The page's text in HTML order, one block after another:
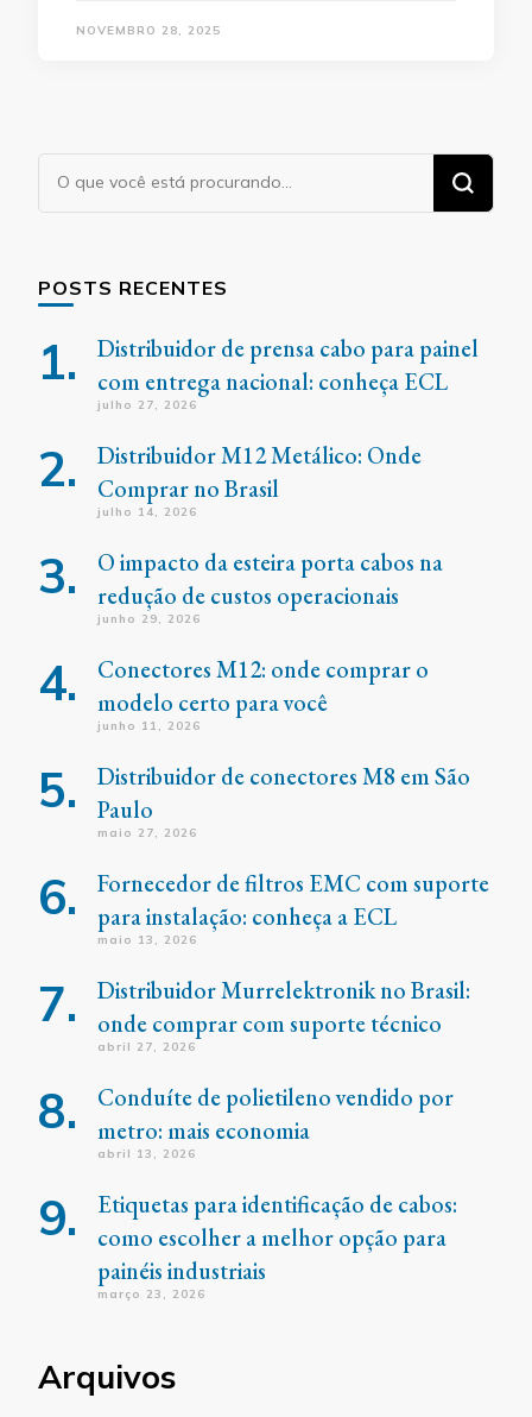
NOVEMBRO 28, 2025
Procurando
algo?
POSTS RECENTES
Distribuidor de prensa cabo para painel
com entrega nacional: conheça ECL
julho 27, 2026
Distribuidor M12 Metálico: Onde
Comprar no Brasil
julho 14, 2026
O impacto da esteira porta cabos na
redução de custos operacionais
junho 29, 2026
Conectores M12: onde comprar o
modelo certo para você
junho 11, 2026
Distribuidor de conectores M8 em São
Paulo
maio 27, 2026
Fornecedor de filtros EMC com suporte
para instalação: conheça a ECL
maio 13, 2026
Distribuidor Murrelektronik no Brasil:
onde comprar com suporte técnico
abril 27, 2026
Conduíte de polietileno vendido por
metro: mais economia
abril 13, 2026
Etiquetas para identificação de cabos:
como escolher a melhor opção para
painéis industriais
março 23, 2026
Arquivos